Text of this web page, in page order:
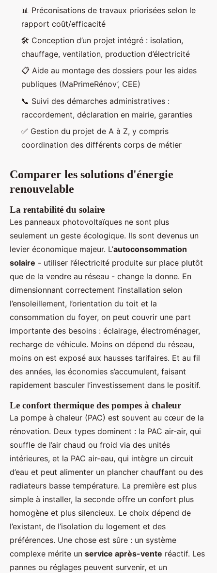
📊 Préconisations de travaux priorisées selon le
rapport coût/efficacité
🛠️ Conception d’un projet intégré : isolation,
chauffage, ventilation, production d’électricité
📋 Aide au montage des dossiers pour les aides
publiques (MaPrimeRénov’, CEE)
📞 Suivi des démarches administratives :
raccordement, déclaration en mairie, garanties
✅ Gestion du projet de A à Z, y compris
coordination des différents corps de métier
Comparer les solutions d'énergie
renouvelable
La rentabilité du solaire
Les panneaux photovoltaïques ne sont plus
seulement un geste écologique. Ils sont devenus un
levier économique majeur. L’autoconsommation
solaire - utiliser l’électricité produite sur place plutôt
que de la vendre au réseau - change la donne. En
dimensionnant correctement l’installation selon
l’ensoleillement, l’orientation du toit et la
consommation du foyer, on peut couvrir une part
importante des besoins : éclairage, électroménager,
recharge de véhicule. Moins on dépend du réseau,
moins on est exposé aux hausses tarifaires. Et au fil
des années, les économies s’accumulent, faisant
rapidement basculer l’investissement dans le positif.
Le confort thermique des pompes à chaleur
La pompe à chaleur (PAC) est souvent au cœur de la
rénovation. Deux types dominent : la PAC air-air, qui
souffle de l’air chaud ou froid via des unités
intérieures, et la PAC air-eau, qui intègre un circuit
d’eau et peut alimenter un plancher chauffant ou des
radiateurs basse température. La première est plus
simple à installer, la seconde offre un confort plus
homogène et plus silencieux. Le choix dépend de
l’existant, de l’isolation du logement et des
préférences. Une chose est sûre : un système
complexe mérite un service après-vente réactif. Les
pannes ou réglages peuvent survenir, et un